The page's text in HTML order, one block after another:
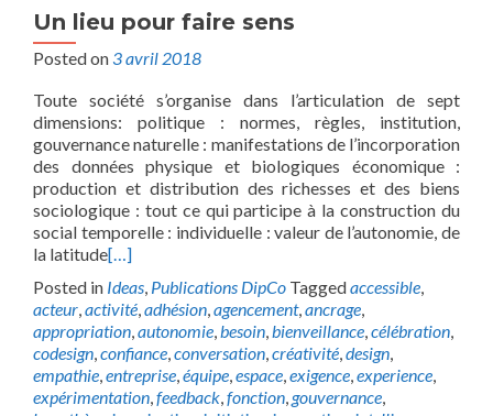
Un lieu pour faire sens
Posted on 3 avril 2018
Toute société s’organise dans l’articulation de sept
dimensions: politique : normes, règles, institution,
gouvernance naturelle : manifestations de l’incorporation
des données physique et biologiques économique :
production et distribution des richesses et des biens
sociologique : tout ce qui participe à la construction du
social temporelle : individuelle : valeur de l’autonomie, de
la latitude[…]
Posted in Ideas, Publications DipCo Taggedaccessible,
acteur,activité,adhésion,agencement,ancrage,
appropriation,autonomie,besoin,bienveillance,célébration,
codesign,confiance,conversation,créativité,design,
empathie,entreprise,équipe,espace,exigence,experience,
expérimentation,feedback,fonction,gouvernance,